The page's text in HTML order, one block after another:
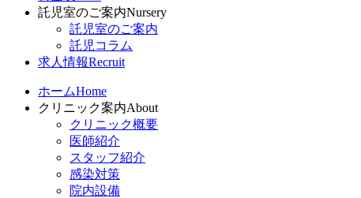
託児室のご案内Nursery
託児室のご案内
託児コラム
求人情報Recruit
ホームHome
クリニック案内About
クリニック概要
医師紹介
スタッフ紹介
感染対策
院内設備